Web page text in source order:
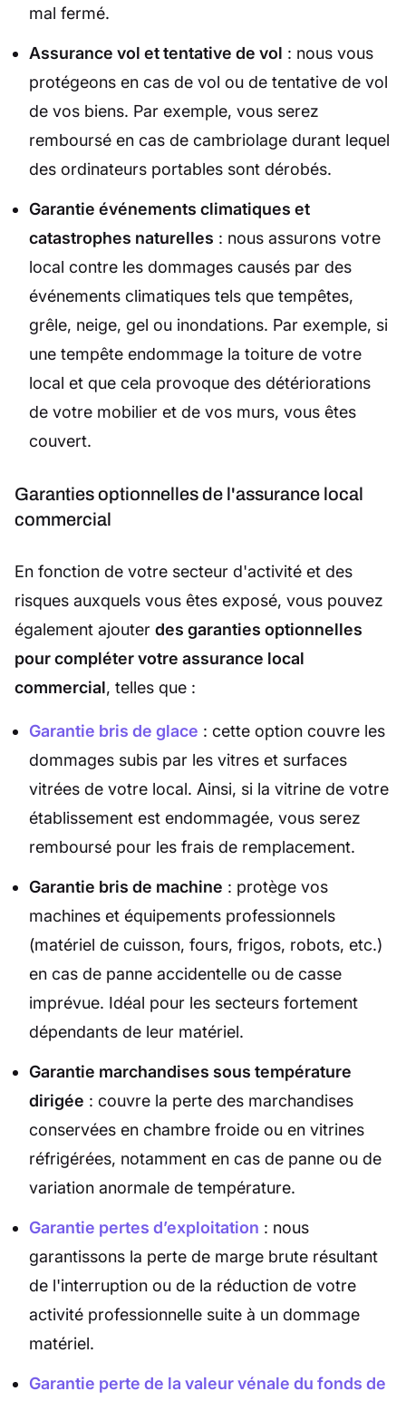
mal fermé.
Assurance vol et tentative de vol : nous vous
protégeons en cas de vol ou de tentative de vol
de vos biens. Par exemple, vous serez
remboursé en cas de cambriolage durant lequel
des ordinateurs portables sont dérobés.
Garantie événements climatiques et
catastrophes naturelles : nous assurons votre
local contre les dommages causés par des
événements climatiques tels que tempêtes,
grêle, neige, gel ou inondations. Par exemple, si
une tempête endommage la toiture de votre
local et que cela provoque des détériorations
de votre mobilier et de vos murs, vous êtes
couvert.
Garanties optionnelles de l'assurance local
commercial
En fonction de votre secteur d'activité et des
risques auxquels vous êtes exposé, vous pouvez
également ajouter des garanties optionnelles
pour compléter votre assurance local
commercial, telles que :
Garantie bris de glace : cette option couvre les
dommages subis par les vitres et surfaces
vitrées de votre local. Ainsi, si la vitrine de votre
établissement est endommagée, vous serez
remboursé pour les frais de remplacement.
Garantie bris de machine : protège vos
machines et équipements professionnels
(matériel de cuisson, fours, frigos, robots, etc.)
en cas de panne accidentelle ou de casse
imprévue. Idéal pour les secteurs fortement
dépendants de leur matériel.
Garantie marchandises sous température
dirigée : couvre la perte des marchandises
conservées en chambre froide ou en vitrines
réfrigérées, notamment en cas de panne ou de
variation anormale de température.
Garantie pertes d’exploitation : nous
garantissons la perte de marge brute résultant
de l'interruption ou de la réduction de votre
activité professionnelle suite à un dommage
matériel.
Garantie perte de la valeur vénale du fonds de